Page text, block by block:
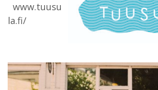
www.tuusu
la.fi/